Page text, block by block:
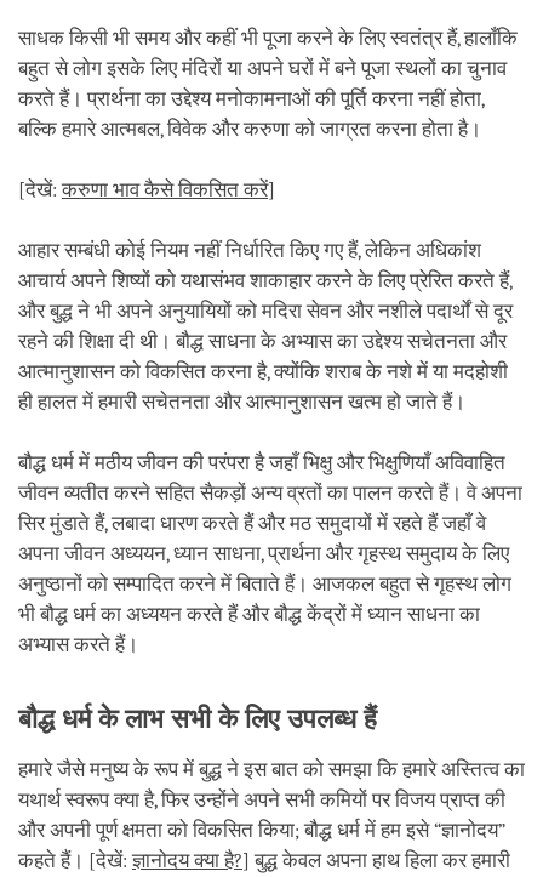
साधक किसी भी समय और कहीं भी पूजा करने के लिए स्वतंत्र हैं, हालाँकि
बहुत से लोग इसके लिए मंदिरों या अपने घरों में बने पूजा स्थलों का चुनाव
करते हैं। प्रार्थना का उद्देश्य मनोकामनाओं की पूर्ति करना नहीं होता,
बल्कि हमारे आत्मबल, विवेक और करुणा को जाग्रत करना होता है।
[देखें:करुणा भाव कैसे विकसित करें]
आहार सम्बंधी कोई नियम नहीं निर्धारित किए गए हैं, लेकिन अधिकांश
आचार्य अपने शिष्यों को यथासंभव शाकाहार करने के लिए प्रेरित करते हैं,
और बुद्ध ने भी अपने अनुयायियों को मदिरा सेवन और नशीले पदार्थों से दूर
रहने की शिक्षा दी थी। बौद्ध साधना के अभ्यास का उद्देश्य सचेतनता और
आत्मानुशासन को विकसित करना है, क्योंकि शराब के नशे में या मदहोशी
ही हालत में हमारी सचेतनता और आत्मानुशासन खत्म हो जाते हैं।
बौद्ध धर्म में मठीय जीवन की परंपरा है जहाँ भिक्षु और भिक्षुणियाँ अविवाहित
जीवन व्यतीत करने सहित सैकड़ों अन्य व्रतों का पालन करते हैं। वे अपना
सिर मुंडाते हैं, लबादा धारण करते हैं और मठ समुदायों में रहते हैं जहाँ वे
अपना जीवन अध्ययन, ध्यान साधना, प्रार्थना और गृहस्थ समुदाय के लिए
अनुष्ठानों को सम्पादित करने में बिताते हैं। आजकल बहुत से गृहस्थ लोग
भी बौद्ध धर्म का अध्ययन करते हैं और बौद्ध केंद्रों में ध्यान साधना का
अभ्यास करते हैं।
बौद्ध धर्म के लाभ सभी के लिए उपलब्ध हैं
हमारे जैसे मनुष्य के रूप में बुद्ध ने इस बात को समझा कि हमारे अस्तित्व का
यथार्थ स्वरूप क्या है, फिर उन्होंने अपने सभी कमियों पर विजय प्राप्त की
और अपनी पूर्ण क्षमता को विकसित किया; बौद्ध धर्म में हम इसे “ज्ञानोदय”
कहते हैं। [देखें:ज्ञानोदय क्या है?] बुद्ध केवल अपना हाथ हिला कर हमारी